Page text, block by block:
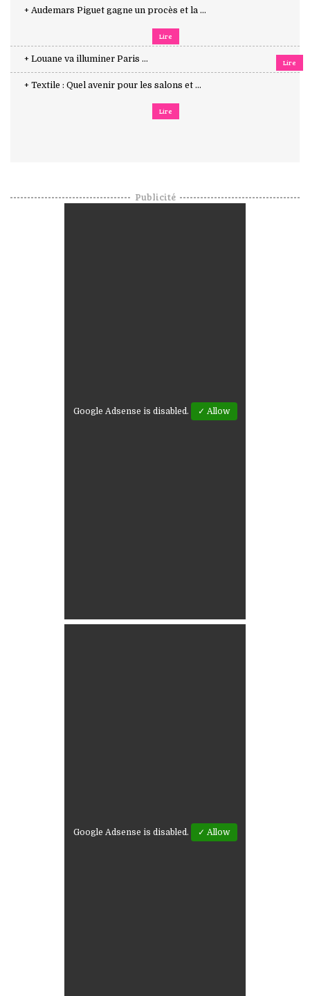
+ Audemars Piguet gagne un procès et la ...
Lire
+ Louane va illuminer Paris ... Lire
+ Textile : Quel avenir pour les salons et ...
Lire
Publicité
Google Adsense is disabled. ✓ Allow
Google Adsense is disabled. ✓ Allow